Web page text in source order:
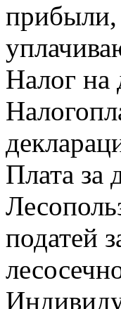
прибыли,
Налог на
Плата за
податей